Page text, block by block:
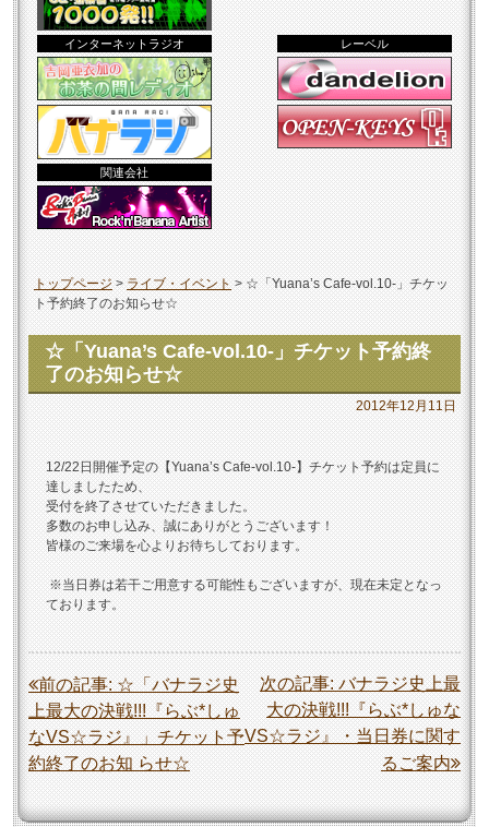
トップページ>ライブ・イベント>☆「Yuana’s Cafe-vol.10-」チケッ
ト予約終了のお知らせ☆
☆「Yuana’s Cafe-vol.10-」チケット予約終
了のお知らせ☆
2012年12月11日
12/22日開催予定の【Yuana’s Cafe-vol.10-】チケット予約は定員に
達しましたため、
受付を終了させていただきました。
多数のお申し込み、誠にありがとうございます！
皆様のご来場を心よりお待ちしております。
※当日券は若干ご用意する可能性もございますが、現在未定となっ
ております。
投
稿
ナ
ビ
ゲ
前の記事: ☆「バナラジ史
上最大の決戦!!!『らぶ*しゅ
なVS☆ラジ』」チケット予
約終了のお知 らせ☆
次の記事: バナラジ史上最
大の決戦!!!『らぶ*しゅな
VS☆ラジ』・当日券に関す
るご案内
インターネットラジオ レーベル
関連会社